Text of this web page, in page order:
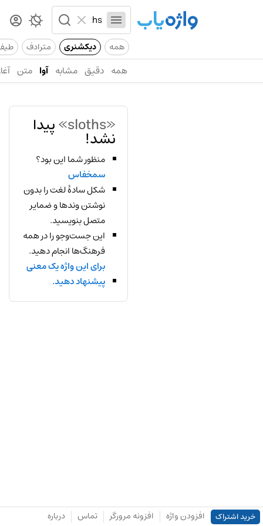
همه دیکشنری مترادف
همه دقیق مشابه آوا متن
«sloths» پیدا
نشد!
منظور شما این بود؟
سمخفاس
شکل سادهٔ لغت را بدون
نوشتن وندها و ضمایر
متصل بنویسید.
این جست‌وجو را در همه
فرهنگ‌ها انجام دهید.
برای این واژه یک معنی
پیشنهاد دهید.
خرید اشتراک افزودن واژه افزونه مرورگر تماس درباره